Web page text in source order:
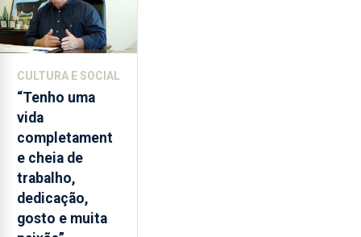
CULTURA E SOCIAL
“Tenho uma
vida
completament
e cheia de
trabalho,
dedicação,
gosto e muita